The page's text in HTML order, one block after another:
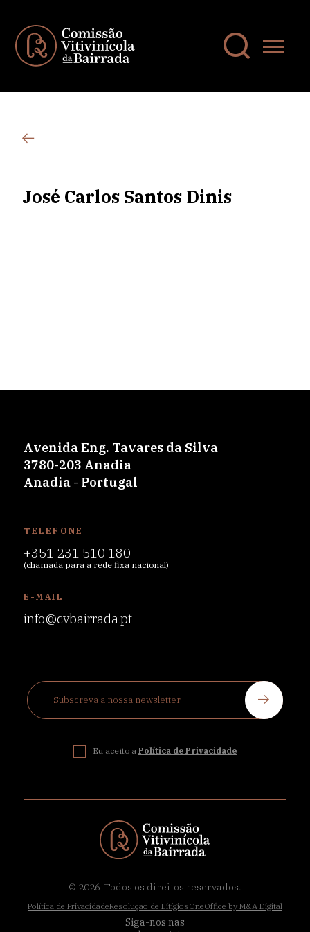
José Carlos Santos Dinis
Avenida Eng. Tavares da Silva
3780-203 Anadia
Anadia - Portugal
TELEFONE
+351 231 510 180
(chamada para a rede fixa nacional)
E-MAIL
info@cvbairrada.pt
Eu aceito a Política de Privacidade
© 2026 Todos os direitos reservados.
Política de PrivacidadeResolução de LitígiosOneOffice by M&A Digital
Siga-nos nas